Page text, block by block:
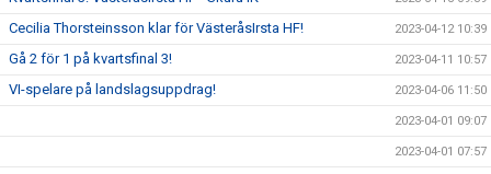
Cecilia Thorsteinsson klar för VästeråsIrsta HF! 2023-04-12 10:39
Gå 2 för 1 på kvartsfinal 3! 2023-04-11 10:57
VI-spelare på landslagsuppdrag! 2023-04-06 11:50
2023-04-01 09:07
2023-04-01 07:57